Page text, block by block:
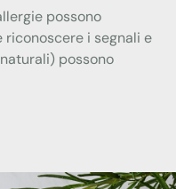
possono
riconoscere i segnali e
possono